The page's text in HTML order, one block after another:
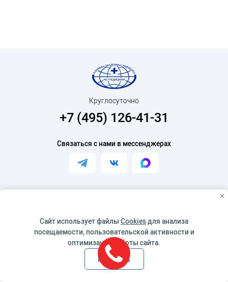
Круглосуточно
+7 (495) 126-41-31
Связаться с нами в мессенджерах
Сайт использует файлы Cookiesдля анализа
посещаемости, пользовательской активности и
оптимизации работы сайта.
Принять